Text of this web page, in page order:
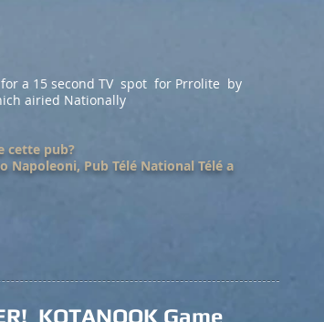
a 15 second TV spot for Prrolite by
airied Nationally
cette pub?
Napoleoni, Pub Télé National Télé a
KOTANOOK Game